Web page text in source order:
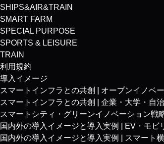
SHIPS&AIR&TRAIN
SMART FARM
SPECIAL PURPOSE
SPORTS & LEISURE
TRAIN
利用規約
導入イメージ
スマートインフラとの共創 | オープンイノベ
スマートインフラとの共創 | 企業・大学・自
スマートシティ・グリーンイノベーション戦
国内外の導入イメージと導入実例 | EV・モビ
国内外の導入イメージと導入実例 | スマート